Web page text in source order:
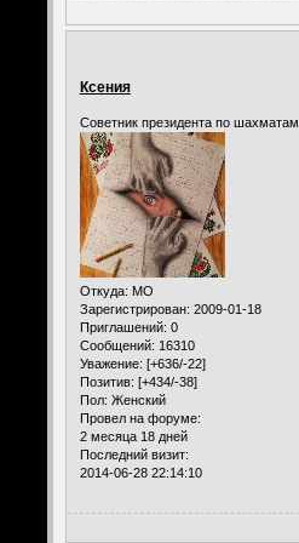
Ксения
Советник президента по шахматам
Откуда: МО
Зарегистрирован: 2009-01-18
Приглашений: 0
Сообщений: 16310
Уважение: [+636/-22]
Позитив: [+434/-38]
Пол: Женский
Провел на форуме:
2 месяца 18 дней
Последний визит:
2014-06-28 22:14:10